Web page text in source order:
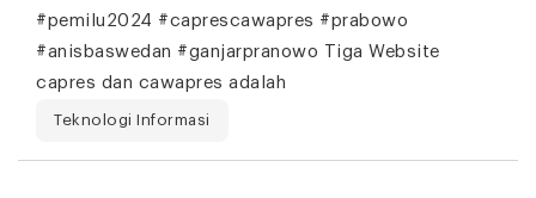
#pemilu2024 #caprescawapres #prabowo
#anisbaswedan #ganjarpranowo Tiga Website
capres dan cawapres adalah
Teknologi Informasi